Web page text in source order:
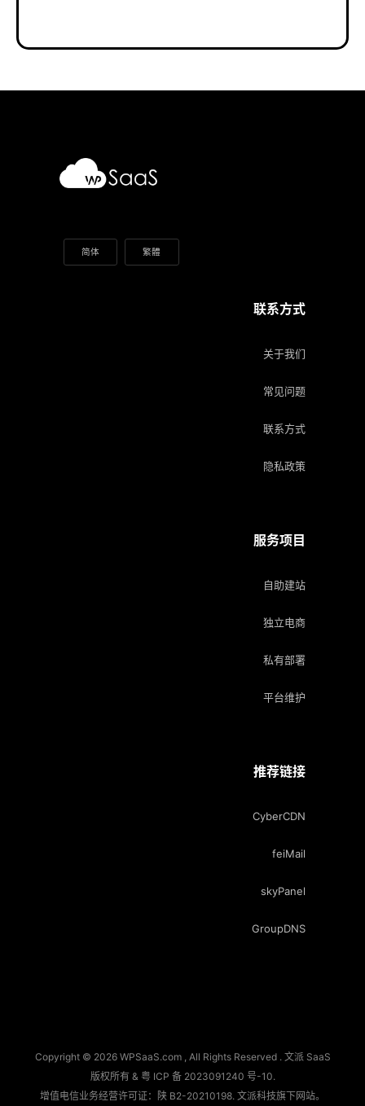
简体 繁體
联系方式
关于我们
常见问题
联系方式
隐私政策
服务项目
自助建站
独立电商
私有部署
平台维护
推荐链接
CyberCDN
feiMail
skyPanel
GroupDNS
Copyright © 2026 WPSaaS.com , All Rights Reserved . 文派 SaaS
版权所有 & 粤 ICP 备 2023091240 号-10.
增值电信业务经营许可证：陕 B2-20210198. 文派科技旗下网站。